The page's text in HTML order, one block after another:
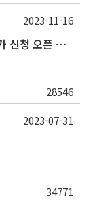
학생정보시스템 내 유학생 시간제취업 허가 신청 오픈 안내
28546
2023-11-16
34771
2023-07-31